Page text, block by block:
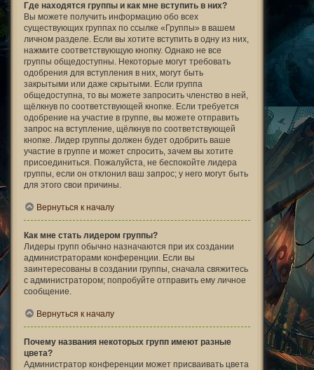
Где находятся группы и как мне вступить в них?
Вы можете получить информацию обо всех
существующих группах по ссылке «Группы» в вашем
личном разделе. Если вы хотите вступить в одну из них,
нажмите соответствующую кнопку. Однако не все
группы общедоступны. Некоторые могут требовать
одобрения для вступления в них, могут быть
закрытыми или даже скрытыми. Если группа
общедоступна, то вы можете запросить членство в ней,
щёлкнув по соответствующей кнопке. Если требуется
одобрение на участие в группе, вы можете отправить
запрос на вступление, щёлкнув по соответствующей
кнопке. Лидер группы должен будет одобрить ваше
участие в группе и может спросить, зачем вы хотите
присоединиться. Пожалуйста, не беспокойте лидера
группы, если он отклонил ваш запрос; у него могут быть
для этого свои причины.
Вернуться к началу
Как мне стать лидером группы?
Лидеры групп обычно назначаются при их создании
администраторами конференции. Если вы
заинтересованы в создании группы, сначала свяжитесь
с администратором; попробуйте отправить ему личное
сообщение.
Вернуться к началу
Почему названия некоторых групп имеют разные
цвета?
Администратор конференции может присваивать цвета